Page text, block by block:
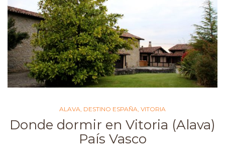
ALAVA, DESTINO ESPAÑA, VITORIA
Donde dormir en Vitoria (Alava)
País Vasco